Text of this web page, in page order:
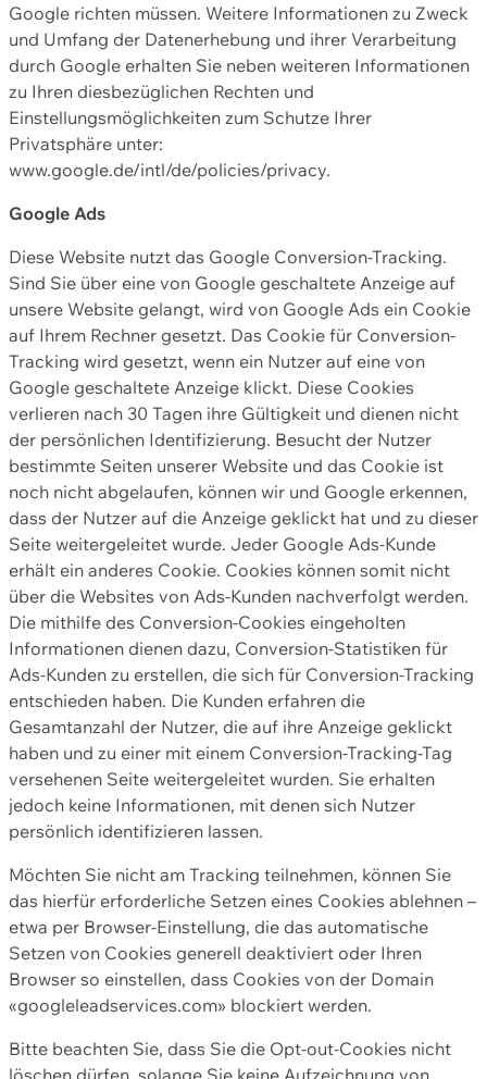
Google richten müssen. Weitere Informationen zu Zweck
und Umfang der Datenerhebung und ihrer Verarbeitung
durch Google erhalten Sie neben weiteren Informationen
zu Ihren diesbezüglichen Rechten und
Einstellungsmöglichkeiten zum Schutze Ihrer
Privatsphäre unter:
www.google.de/intl/de/policies/privacy.
Google Ads
Diese Website nutzt das Google Conversion-Tracking.
Sind Sie über eine von Google geschaltete Anzeige auf
unsere Website gelangt, wird von Google Ads ein Cookie
auf Ihrem Rechner gesetzt. Das Cookie für Conversion-
Tracking wird gesetzt, wenn ein Nutzer auf eine von
Google geschaltete Anzeige klickt. Diese Cookies
verlieren nach 30 Tagen ihre Gültigkeit und dienen nicht
der persönlichen Identifizierung. Besucht der Nutzer
bestimmte Seiten unserer Website und das Cookie ist
noch nicht abgelaufen, können wir und Google erkennen,
dass der Nutzer auf die Anzeige geklickt hat und zu dieser
Seite weitergeleitet wurde. Jeder Google Ads-Kunde
erhält ein anderes Cookie. Cookies können somit nicht
über die Websites von Ads-Kunden nachverfolgt werden.
Die mithilfe des Conversion-Cookies eingeholten
Informationen dienen dazu, Conversion-Statistiken für
Ads-Kunden zu erstellen, die sich für Conversion-Tracking
entschieden haben. Die Kunden erfahren die
Gesamtanzahl der Nutzer, die auf ihre Anzeige geklickt
haben und zu einer mit einem Conversion-Tracking-Tag
versehenen Seite weitergeleitet wurden. Sie erhalten
jedoch keine Informationen, mit denen sich Nutzer
persönlich identifizieren lassen.
Möchten Sie nicht am Tracking teilnehmen, können Sie
das hierfür erforderliche Setzen eines Cookies ablehnen –
etwa per Browser-Einstellung, die das automatische
Setzen von Cookies generell deaktiviert oder Ihren
Browser so einstellen, dass Cookies von der Domain
«googleleadservices.com» blockiert werden.
Bitte beachten Sie, dass Sie die Opt-out-Cookies nicht